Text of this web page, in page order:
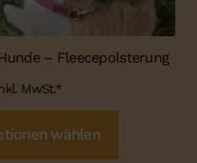
– Fleecepolsterung
MwSt.*
wählen